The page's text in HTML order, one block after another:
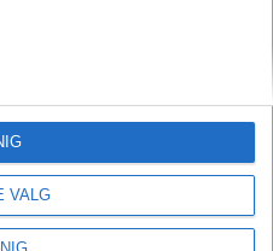
VALG
tlf: 93 25 68 32